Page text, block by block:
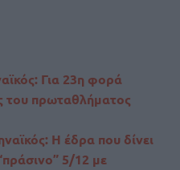
Για 23η φορά
του πρωταθλήματος
Η έδρα που δίνει
5/12 με